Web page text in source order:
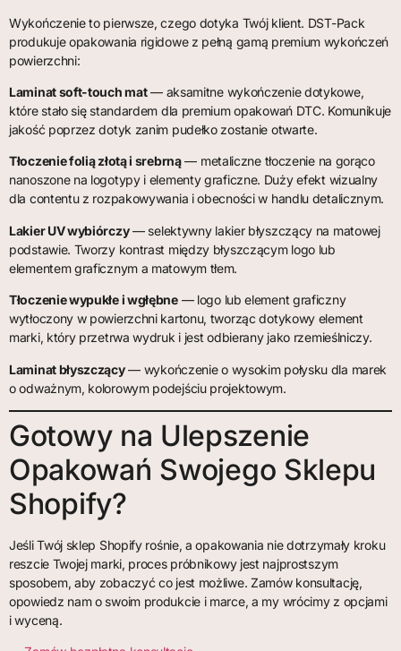
Wykończenie to pierwsze, czego dotyka Twój klient. DST-Pack
produkuje opakowania rigidowe z pełną gamą premium wykończeń
powierzchni:
Laminat soft-touch mat— aksamitne wykończenie dotykowe,
które stało się standardem dla premium opakowań DTC. Komunikuje
jakość poprzez dotyk zanim pudełko zostanie otwarte.
Tłoczenie folią złotą i srebrną— metaliczne tłoczenie na gorąco
nanoszone na logotypy i elementy graficzne. Duży efekt wizualny
dla contentu z rozpakowywania i obecności w handlu detalicznym.
Lakier UV wybiórczy— selektywny lakier błyszczący na matowej
podstawie. Tworzy kontrast między błyszczącym logo lub
elementem graficznym a matowym tłem.
Tłoczenie wypukłe i wgłębne— logo lub element graficzny
wytłoczony w powierzchni kartonu, tworząc dotykowy element
marki, który przetrwa wydruk i jest odbierany jako rzemieślniczy.
Laminat błyszczący— wykończenie o wysokim połysku dla marek
o odważnym, kolorowym podejściu projektowym.
Gotowy na Ulepszenie
Opakowań Swojego Sklepu
Shopify?
Jeśli Twój sklep Shopify rośnie, a opakowania nie dotrzymały kroku
reszcie Twojej marki, proces próbnikowy jest najprostszym
sposobem, aby zobaczyć co jest możliwe. Zamów konsultację,
opowiedz nam o swoim produkcie i marce, a my wrócimy z opcjami
i wyceną.